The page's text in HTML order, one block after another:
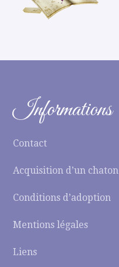
Informations
Contact
Acquisition d’un chaton
Conditions d’adoption
Mentions légales
Liens